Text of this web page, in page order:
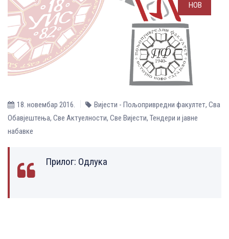
НОВ
18. новембар 2016. Вијести - Пољопривредни факултет, Сва
Обавјештења, Све Aктуелности, Све Вијести, Тендери и јавне
набавке
Прилог: Одлука